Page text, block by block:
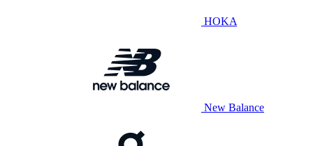
HOKA
New Balance